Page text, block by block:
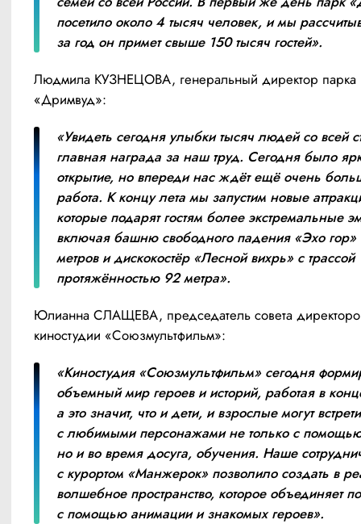
посетило около 4 тысяч человек, и мы
за год он примет свыше 150 тысяч гостей».
Людмила КУЗНЕЦОВА, генеральный директор парка
«Дримвуд»:
«Увидеть сегодня улыбки тысяч людей со всей
главная награда за наш труд. Сегодня было
открытие, но впереди нас ждёт ещё очень
работа. К концу лета мы запустим новые
которые подарят гостям более экстремальные
включая башню свободного падения «Эхо гор»
метров и дискокостёр «Лесной вихрь» с трассой
протяжённостью 92 метра».
Юлианна СЛАЩЕВА, председатель совета
киностудии «Союзмультфильм»:
«Киностудия «Союзмультфильм» сегодня
объемный мир героев и историй, работая в
а это значит, что и дети, и взрослые могут
с любимыми персонажами не только с
но и во время досуга, обучения. Наше
с курортом «Манжерок» позволило создать в
волшебное пространство, которое объединяет
с помощью анимации и знакомых героев».